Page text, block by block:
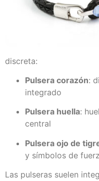
discreta:
Pulsera corazón:
integrado
Pulsera huella:
central
Pulsera ojo de
y símbolos de
Las pulseras suelen